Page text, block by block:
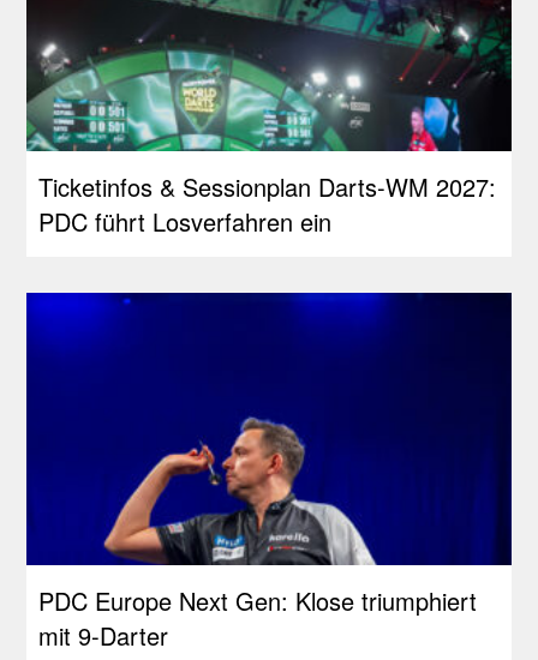
Ticketinfos & Sessionplan Darts-WM 2027:
PDC führt Losverfahren ein
PDC Europe Next Gen: Klose triumphiert
mit 9-Darter